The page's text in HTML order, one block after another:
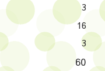
3
16
3
60